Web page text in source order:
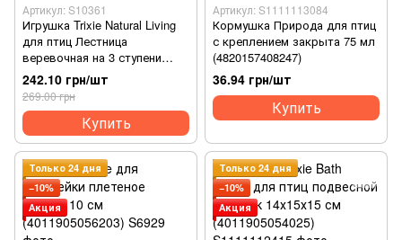
Артикул: S10361
Игрушка Trixie Natural Living
для птиц Лестница
веревочная на 3 ступени
дерево 40 см
(4011905051864)
242.10 грн/шт
269.00 грн
Купить
Артикул: S1111113084
Кормушка Природа для птиц
с креплением закрыта 75 мл
(4820157408247)
36.94 грн/шт
Купить
Только 24 дня
−10%
Акция
Только 24 дня
−10%
Акция